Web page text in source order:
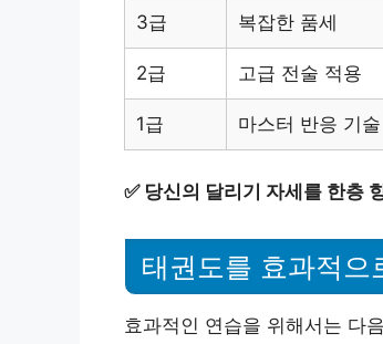
3급 복잡한 품세
2급 고급 전술 적용
1급 마스터 반응 기술
✅ 당신의 달리기 자세를 한층
태권도를 효과적으
효과적인 연습을 위해서는 다